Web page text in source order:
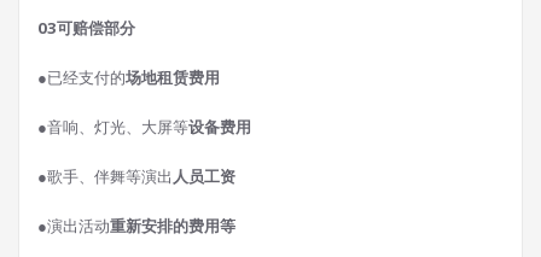
03可赔偿部分
●已经支付的场地租赁费用
●音响、灯光、大屏等设备费用
●歌手、伴舞等演出 人员工资
●演出活动重新安排的费用等